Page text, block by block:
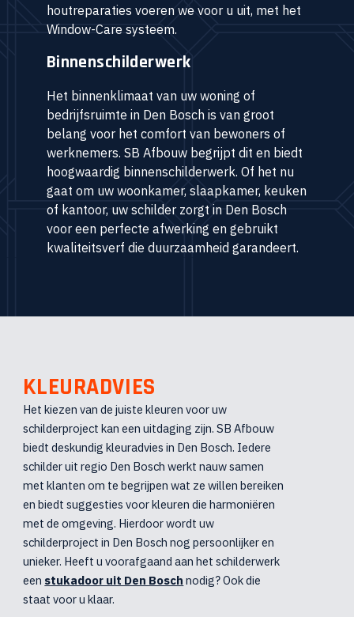
houtreparaties voeren we voor u uit, met het
Window-Care systeem.
Binnenschilderwerk
Het binnenklimaat van uw woning of
bedrijfsruimte in Den Bosch is van groot
belang voor het comfort van bewoners of
werknemers. SB Afbouw begrijpt dit en biedt
hoogwaardig binnenschilderwerk. Of het nu
gaat om uw woonkamer, slaapkamer, keuken
of kantoor, uw schilder zorgt in Den Bosch
voor een perfecte afwerking en gebruikt
kwaliteitsverf die duurzaamheid garandeert.
KLEURADVIES
Het kiezen van de juiste kleuren voor uw
schilderproject kan een uitdaging zijn. SB Afbouw
biedt deskundig kleuradvies in Den Bosch. Iedere
schilder uit regio Den Bosch werkt nauw samen
met klanten om te begrijpen wat ze willen bereiken
en biedt suggesties voor kleuren die harmoniëren
met de omgeving. Hierdoor wordt uw
schilderproject in Den Bosch nog persoonlijker en
unieker. Heeft u voorafgaand aan het schilderwerk
een stukadoor uit Den Bosch nodig? Ook die
staat voor u klaar.